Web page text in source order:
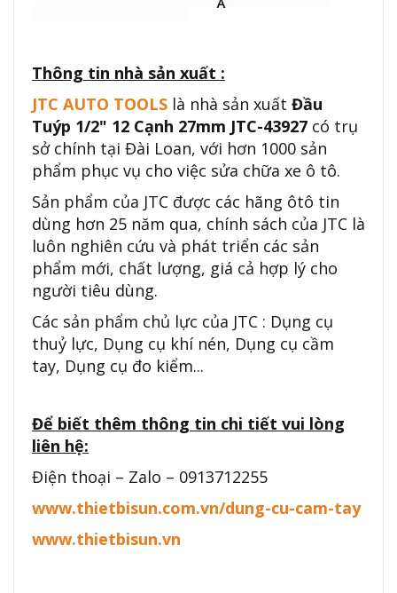
Thông tin nhà sản xuất :
JTC AUTO TOOLS là nhà sản xuất Đầu
Tuýp 1/2" 12 Cạnh 27mm JTC-43927 có trụ
sở chính tại Đài Loan, với hơn 1000 sản
phẩm phục vụ cho việc sửa chữa xe ô tô.
Sản phẩm của JTC được các hãng ôtô tin
dùng hơn 25 năm qua, chính sách của JTC là
luôn nghiên cứu và phát triển các sản
phẩm mới, chất lượng, giá cả hợp lý cho
người tiêu dùng.
Các sản phẩm chủ lực của JTC : Dụng cụ
thuỷ lực, Dụng cụ khí nén, Dụng cụ cầm
tay, Dụng cụ đo kiểm...
Để biết thêm thông tin chi tiết vui lòng
liên hệ:
Điện thoại – Zalo – 0913712255
www.thietbisun.com.vn/dung-cu-cam-tay
www.thietbisun.vn